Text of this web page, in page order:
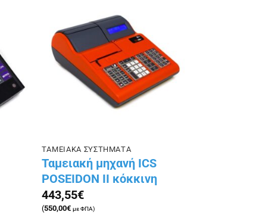
στην λίστα
επιθυμιών
ΤΑΜΕΙΑΚΑ ΣΥΣΤΗΜΑΤΑ
Ταμειακή μηχανή ICS
POSEIDON II κόκκινη
443,55€
(550,00€ με ΦΠΑ)